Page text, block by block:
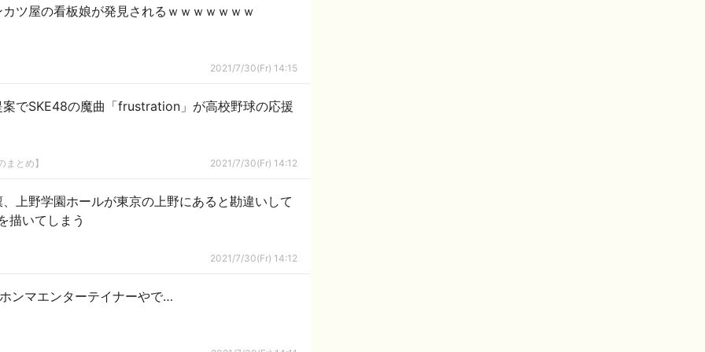
ツ屋の看板娘が発見されるｗｗｗｗｗｗｗ
2021/7/30(Fr) 14:15
でSKE48の魔曲「frustration」が高校野球の応援
とめ】 2021/7/30(Fr) 14:12
上野学園ホールが東京の上野にあると勘違いして
描いてしまう
2021/7/30(Fr) 14:12
ンマエンターテイナーやで…